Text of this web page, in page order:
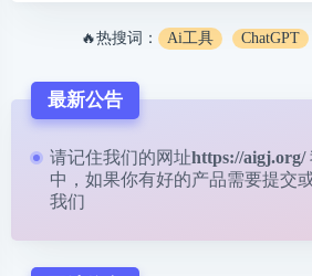
🔥热搜词： Ai工具 ChatGPT
最新公告
请记住我们的网址https://aigj.org/
中，如果你有好的产品需要提交
我们